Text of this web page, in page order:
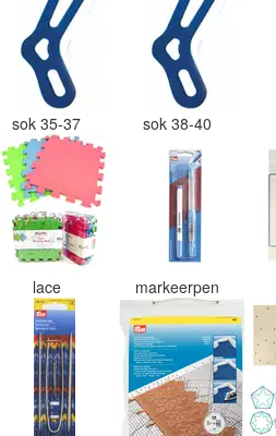
sok 35-37 sok 38-40
lace markeerpen